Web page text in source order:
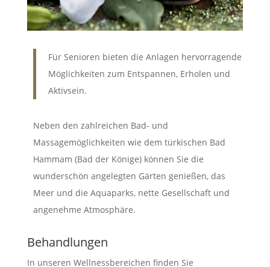
Für Senioren bieten die Anlagen hervorragende
Möglichkeiten zum Entspannen, Erholen und
Aktivsein.
Neben den zahlreichen Bad- und
Massagemöglichkeiten wie dem türkischen Bad
Hammam (Bad der Könige) können Sie die
wunderschön angelegten Gärten genießen, das
Meer und die Aquaparks, nette Gesellschaft und
angenehme Atmosphäre.
Behandlungen
In unseren Wellnessbereichen finden Sie